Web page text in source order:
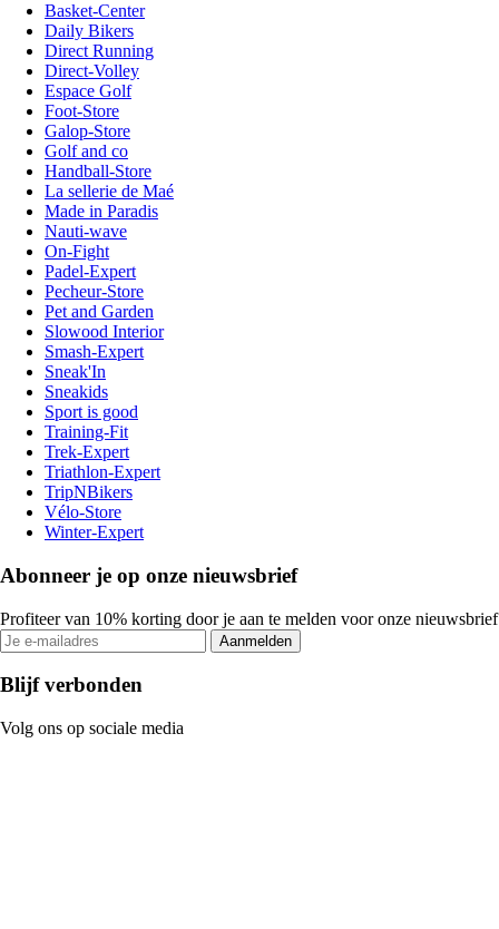
Basket-Center
Daily Bikers
Direct Running
Direct-Volley
Espace Golf
Foot-Store
Galop-Store
Golf and co
Handball-Store
La sellerie de Maé
Made in Paradis
Nauti-wave
On-Fight
Padel-Expert
Pecheur-Store
Pet and Garden
Slowood Interior
Smash-Expert
Sneak'In
Sneakids
Sport is good
Training-Fit
Trek-Expert
Triathlon-Expert
TripNBikers
Vélo-Store
Winter-Expert
Abonneer je op onze nieuwsbrief
Profiteer van 10% korting door je aan te melden voor onze nieuwsbrief
Aanmelden
Blijf verbonden
Volg ons op sociale media